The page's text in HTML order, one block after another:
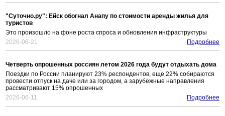
"Суточно.ру": Ейск обогнал Анапу по стоимости аренды жилья для
туристов
Это произошло на фоне роста спроса и обновления инфраструктуры
2026-06-21
Подробнее
Четверть опрошенных россиян летом 2026 года будут отдыхать дома
Поездки по России планируют 23% респондентов, еще 22% собираются
провести отпуск на даче или за городом, а зарубежные направления
рассматривают 15% опрошенных
2026-06-11
Подробнее